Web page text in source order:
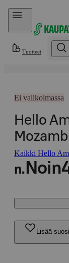
Hyppää sisältöön
Tuotteet
Ei valikoimassa
Hello
Kaikki Hello
n. Noin
Lisää